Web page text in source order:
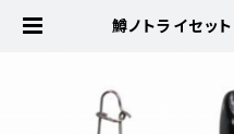
鱒ノトライセッ